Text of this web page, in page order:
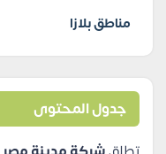
مناطق بلازا
جدول المحتوى